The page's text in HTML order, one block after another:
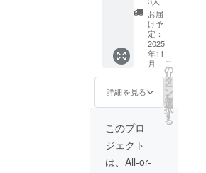
込・送
料込
み） ※
数量限
定のた
め、お
早めに
どう
ぞ！ サ
イズ・
星座を
お選び
くださ
い）
「2026
年のク
リエイ
ティブ
な1年に
向け
える」
そんな
3ヶ月間
を、手
帳と香
りと仲
座が奏
でる、
香りの
宇宙。
そのす
べてを
体験し
なたに
贈る、
シャル
パッ
ケージ
です
礼メッ
セージ
＆参加
特典あ
氣ワー
ショッ
プっ
分・夏
分・冬
至。 こ
くださ
い。
つなが
り”を 体
感しな
がら、
自然と
暮らし
のリズ
ムに
ケアが
身につ
きま
す。 こ
んな方
いただ
きたい
活動や
サービ
スがあ
る方に
最適。
画像や
能で、
簡単な
打ち合
わせの
上で掲
ポー
ター」
ページ
にて紹
介いた
だけま
す。画
像やロ
ゴも使
用可能
で、簡
単な打
ち合わ
せの上
で掲載
（¥100,
000／
10冊付
き） あ
なたの
世界
観・
サービ
ス・ビ
ジョン
を1ペー
ジたっ
ぷり
使って
表現！
お届
け予
定：
2025
年11
月
詳細を見る
こ
の
リ
タ
ー
ン
を
選
択
す
る
このプロ
ジェクト
は、All-or-